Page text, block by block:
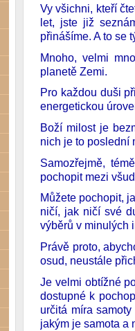
Vy všichni, kteří
let, jste již
přinášíme. A to se
Mnoho, velmi
planetě Zemi.
Pro každou duši
energetickou
Boží milost je
nich je to poslední
Samozřejmě,
pochopit mezi
Můžete pochopit,
ničí, jak ničí své
výběrů v minulých
Právě proto,
osud, neustále
Je velmi obtížné
dostupné k
určitá míra
jakým je samota a